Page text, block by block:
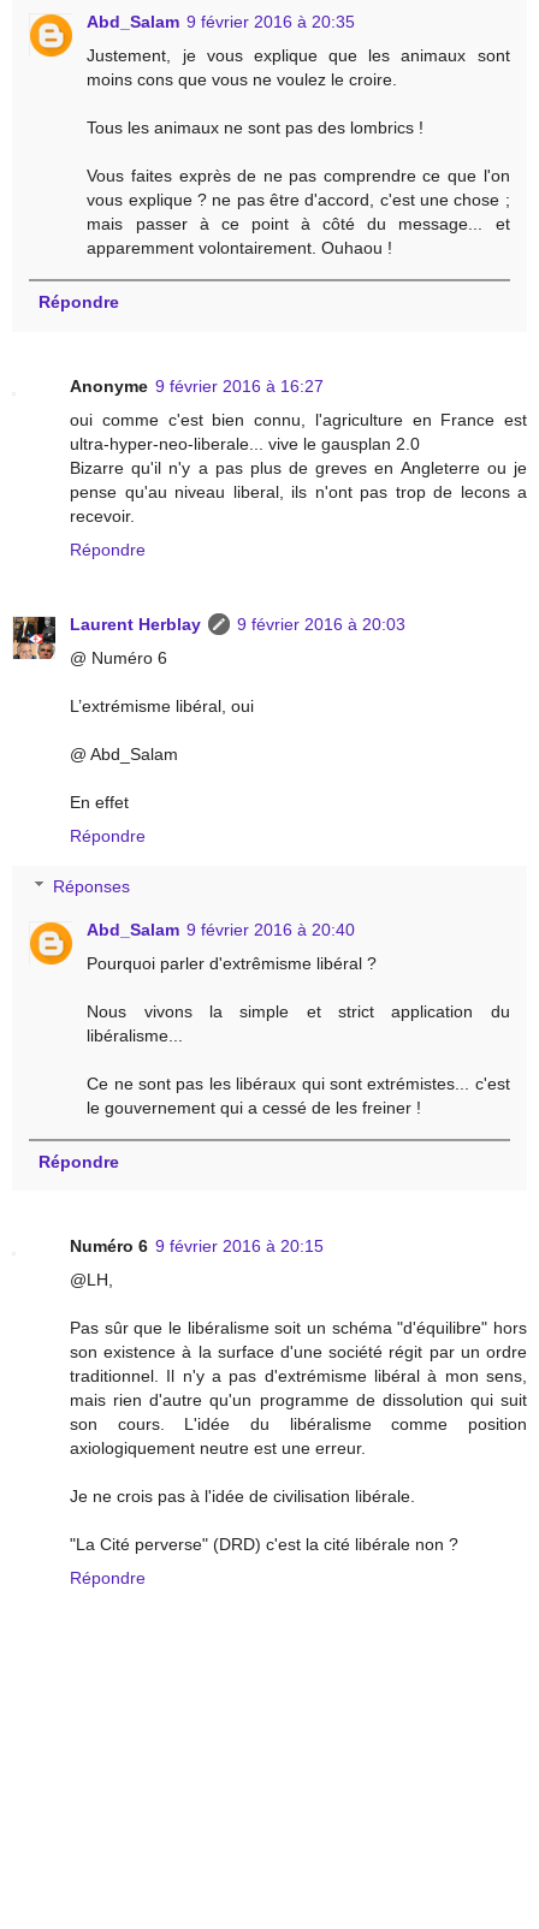
Abd_Salam 9 février 2016 à 20:35
Justement, je vous explique que les animaux sont
moins cons que vous ne voulez le croire.
Tous les animaux ne sont pas des lombrics !
Vous faites exprès de ne pas comprendre ce que l'on
vous explique ? ne pas être d'accord, c'est une chose ;
mais passer à ce point à côté du message... et
apparemment volontairement. Ouhaou !
Répondre
Anonyme 9 février 2016 à 16:27
oui comme c'est bien connu, l'agriculture en France est
ultra-hyper-neo-liberale... vive le gausplan 2.0
Bizarre qu'il n'y a pas plus de greves en Angleterre ou je
pense qu'au niveau liberal, ils n'ont pas trop de lecons a
recevoir.
Répondre
Laurent Herblay
9 février 2016 à 20:03
@ Numéro 6
L’extrémisme libéral, oui
@ Abd_Salam
En effet
Répondre
Réponses
Abd_Salam 9 février 2016 à 20:40
Pourquoi parler d'extrêmisme libéral ?
Nous vivons la simple et strict application du
libéralisme...
Ce ne sont pas les libéraux qui sont extrémistes... c'est
le gouvernement qui a cessé de les freiner !
Répondre
Numéro 6 9 février 2016 à 20:15
@LH,
Pas sûr que le libéralisme soit un schéma "d'équilibre" hors
son existence à la surface d'une société régit par un ordre
traditionnel. Il n'y a pas d'extrémisme libéral à mon sens,
mais rien d'autre qu'un programme de dissolution qui suit
son cours. L'idée du libéralisme comme position
axiologiquement neutre est une erreur.
Je ne crois pas à l'idée de civilisation libérale.
"La Cité perverse" (DRD) c'est la cité libérale non ?
Répondre